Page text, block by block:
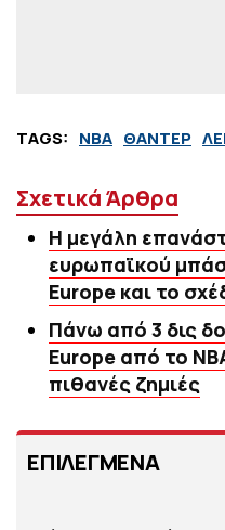
TAGS: NBA ΘΑΝΤΕΡ
Σχετικά Άρθρα
Η μεγάλη
ευρωπαϊκού
Europe και το
Πάνω από 3 δις
Europe από το
πιθανές ζημιές
ΕΠΙΛΕΓΜΕΝΑ